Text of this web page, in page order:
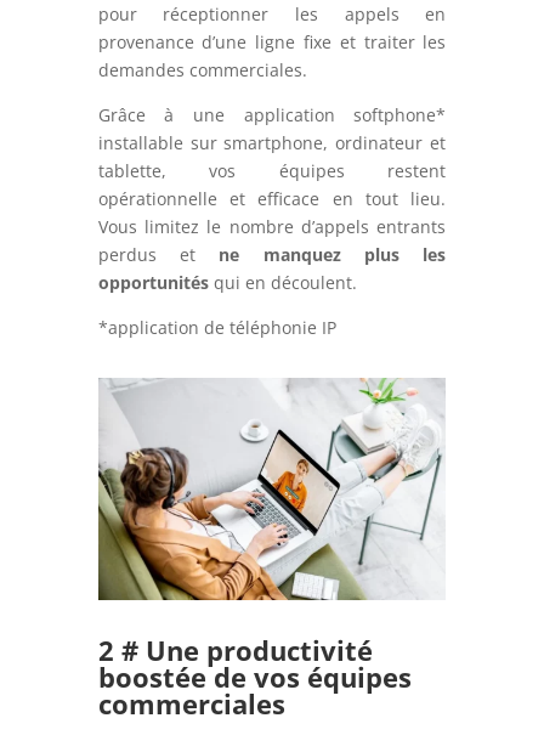
pour réceptionner les appels en
provenance d’une ligne fixe et traiter les
demandes commerciales.
Grâce à une application softphone*
installable sur smartphone, ordinateur et
tablette,vos équipes restent
opérationnelle et efficace en tout lieu.
Vous limitez le nombre d’appels entrants
perdus etne manquez plus les
opportunitésqui en découlent.
*application de téléphonie IP
2 # Une productivité
boostée de vos équipes
commerciales